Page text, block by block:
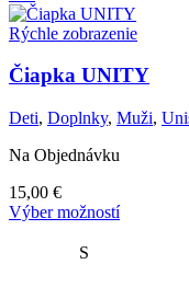
Rýchle zobrazenie
Čiapka UNITY
Deti, Doplnky, Muži,
Na Objednávku
15,00 €
Výber možnostíTento
S